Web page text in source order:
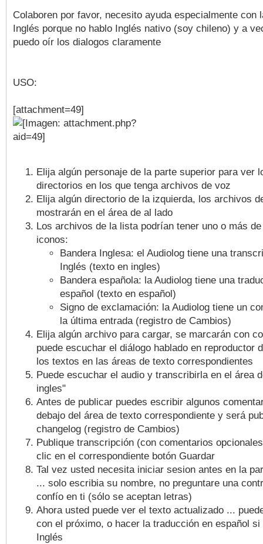
Colaboren por favor, necesito ayuda especialmente con
Inglés porque no hablo Inglés nativo (soy chileno) y a
puedo oír los dialogos claramente
USO:
[attachment=49]
Elija algún personaje de la parte superior para ver
directorios en los que tenga archivos de voz
Elija algún directorio de la izquierda, los archivos
mostrarán en el área de al lado
Los archivos de la lista podrían tener uno o más
iconos:
Bandera Inglesa: el Audiolog tiene una
Inglés (texto en ingles)
Bandera española: la Audiolog tiene una
español (texto en español)
Signo de exclamación: la Audiolog tiene un
la última entrada (registro de Cambios)
Elija algún archivo para cargar, se marcarán con
puede escuchar el diálogo hablado en reproductor
los textos en las áreas de texto correspondientes
Puede escuchar el audio y transcribirla en el área
ingles"
Antes de publicar puedes escribir algunos
debajo del área de texto correspondiente y será
changelog (registro de Cambios)
Publique transcripción (con comentarios
clic en el correspondiente botón Guardar
Tal vez usted necesita iniciar sesion antes en la
... solo escribia su nombre, no preguntare una
confío en ti (sólo se aceptan letras)
Ahora usted puede ver el texto actualizado ...
con el próximo, o hacer la traducción en español
Inglés